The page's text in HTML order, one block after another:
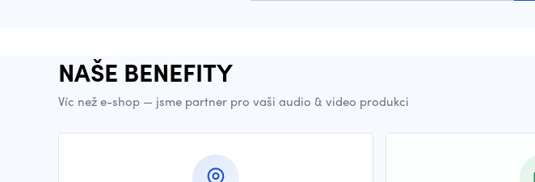
NAŠE BENEFITY
Víc než e-shop — jsme partner pro vaši audio & video produkci